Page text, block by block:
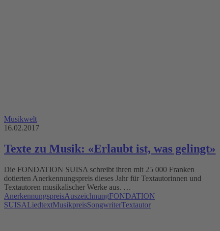
Musikwelt
16.02.2017
Texte zu Musik: «Erlaubt ist, was gelingt»
Die FONDATION SUISA schreibt ihren mit 25 000 Franken
dotierten Anerkennungspreis dieses Jahr für Textautorinnen und
Textautoren musikalischer Werke aus. …
AnerkennungspreisAuszeichnungFONDATION
SUISALiedtextMusikpreisSongwriterTextautor